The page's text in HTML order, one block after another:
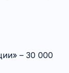
– 30 000